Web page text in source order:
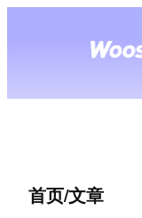
首页/文章